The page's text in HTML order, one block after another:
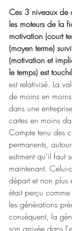
Ces 3 niveaux de
les moteurs de la
motivation (court
(moyen terme)
(motivation et
le temps) est
est relativisé. La
de moins en
dans une
cartes en moins
Compte tenu des
permanents,
estiment qu'il faut
maintenant.
départ et non
était perçu
les générations
conséquent, la
son arrivée dans